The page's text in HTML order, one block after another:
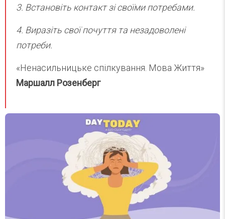
3. Встановіть контакт зі своїми потребами.
4. Виразіть свої почуття та незадоволені
потреби.
«Ненасильницьке спілкування. Мова Життя»
Маршалл Розенберг